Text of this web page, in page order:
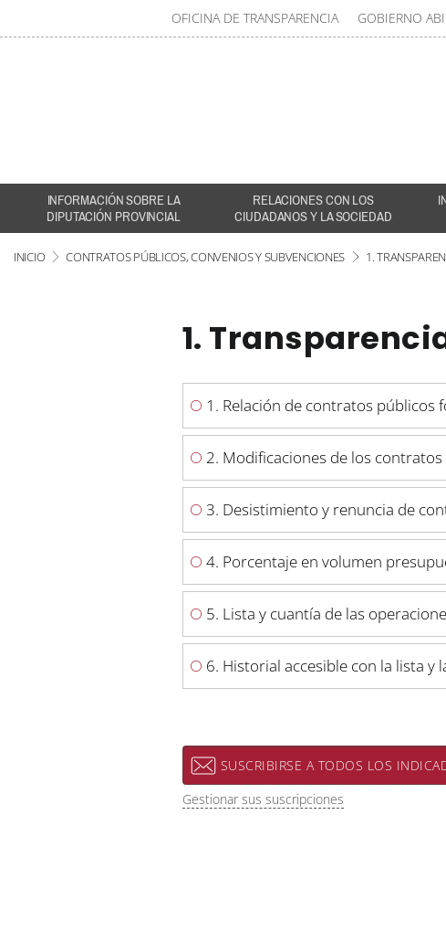
OFICINA DE TRANSPARENCIA GOBIERNO
INFORMACIÓN SOBRE LA
DIPUTACIÓN PROVINCIAL
RELACIONES CON LOS
CIUDADANOS Y LA SOCIEDAD
INICIO CONTRATOS PÚBLICOS, CONVENIOS Y SUBVENCIONES 1.
1.
1. Relación de contratos públicos
2. Modificaciones de los
3. Desistimiento y renuncia de
4. Porcentaje en volumen
5. Lista y cuantía de las
6. Historial accesible con la lista
SUSCRIBIRSE A TODOS LOS
Gestionar sus suscripciones